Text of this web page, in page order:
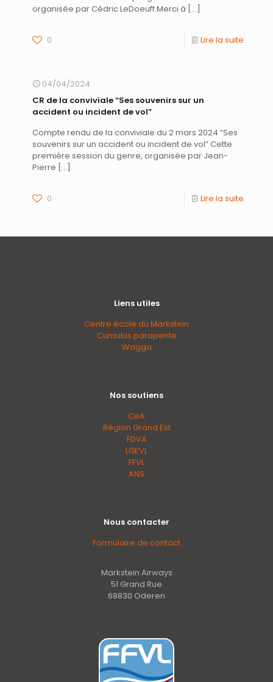
organisée par Cédric LeDoeuff.Merci à […]
0 Lire la suite
04/04/2024
CR de la conviviale “Ses souvenirs sur un
accident ou incident de vol”
Compte rendu de la conviviale du 2 mars 2024 “Ses
souvenirs sur un accident ou incident de vol” Cette
première session du genre, organisée par Jean-
Pierre […]
0 Lire la suite
Liens utiles
Centre école du Markstein
Cumulus parapente
Wagga
Nos soutiens
CeA
Région Grand Est
FDVA
LGEVL
FFVL
ANS
Nous contacter
Formulaire de contact
Markstein Airways
51 Grand Rue
68830 Oderen